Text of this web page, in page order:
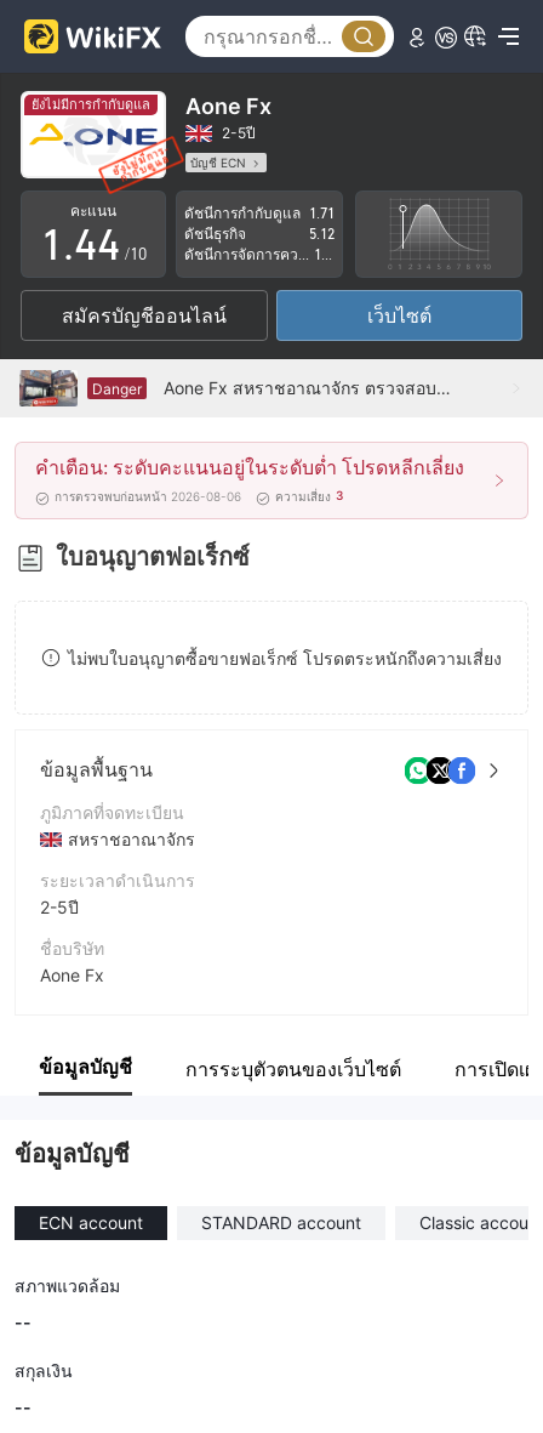
ยังไม่มีการกำกับดูแล Aone Fx
2-5ปี
บัญชี ECN
ใบอนุญาตในการกำกับดูแลกำลังถูกตั้งข้อสงสัย
กลุ่มธุรกิจที่ต้องสงสัย
ระวังความเสี่ยงอันตรายที่อาจจะซ่อนอยู่
คะแนน
0
1
2
3
4
5
6
7
8
.
0
1
2
3
4
5
6
7
8
9
0
1
2
3
4
5
6
7
8
9
/10
ดัชนีการกำกับดูแล 1.71
ดัชนีธุรกิจ
5.12
สมัครบัญชีออนไลน์ เว็บไซต์
Danger Aone Fx สหราชอาณาจักร ตรวจสอบแล้ว: ไม่พบการมีอยู่ทางกายภาพ
คำเตือน: ระดับคะแนนอยู่ในระดับต่ำ โปรดหลีกเลี่ยง
การตรวจพบก่อนหน้า 2026-08-06 ความเสี่ยง 3
ใบอนุญาตฟอเร็กซ์
ไม่พบใบอนุญาตซื้อขายฟอเร็กซ์ โปรดตระหนักถึงความเสี่ยง
ข้อมูลพื้นฐาน
ภูมิภาคที่จดทะเบียน
สหราชอาณาจักร
ระยะเวลาดำเนินการ
2-5ปี
ชื่อบริษัท
Aone Fx
พนักงานบริษัท
ข้อมูลบัญชี การระบุตัวตนของเว็บไซต์ การเปิดเ
ข้อมูลบัญชี
ECN account STANDARD account Classic account
สภาพแวดล้อม
--
สกุลเงิน
--